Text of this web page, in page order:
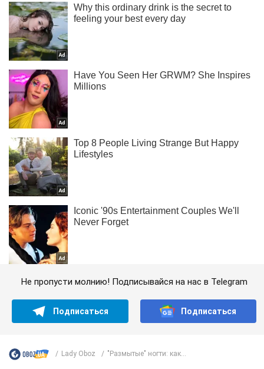
Не пропусти молнию! Подписывайся на нас в Telegram
Подписаться Подписаться
Lady Oboz "Размытые" ногти: как...